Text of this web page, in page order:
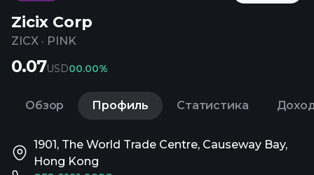
Zicix Corp
ZICX · PINK
0.07USD00.00%
Обзор Профиль Статистика
1901, The World Trade Centre, Causeway Bay,
Hong Kong